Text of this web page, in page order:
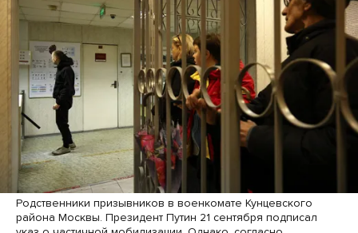
Родственники призывников в военкомате Кунцевского
района Москвы. Президент Путин 21 сентября подписал